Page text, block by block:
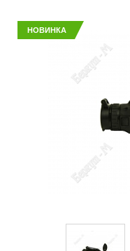
НОВИНКА